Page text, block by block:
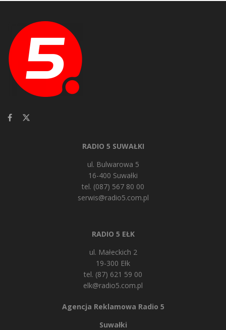
RADIO 5 SUWAŁKI
ul. Bulwarowa 5
16-400 Suwałki
tel. (087) 567 80 00
serwis@radio5.com.pl
RADIO 5 EŁK
ul. Małeckich 2
19-300 Ełk
tel. (87) 621 59 00
elk@radio5.com.pl
Agencja Reklamowa Radio 5
Suwałki